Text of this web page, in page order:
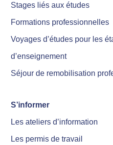
Stages liés aux études
Formations professionnelles
Voyages d’études pour les
d’enseignement
Séjour de remobilisation
S’informer
Les ateliers d’information
Les permis de travail